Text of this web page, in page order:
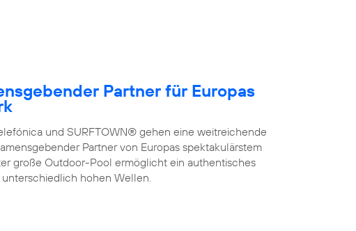
Partner für Europas
und SURFTOWN® gehen eine weitreichende
Partner von Europas spektakulärstem
große Outdoor-Pool ermöglicht ein authentisches
hohen Wellen.